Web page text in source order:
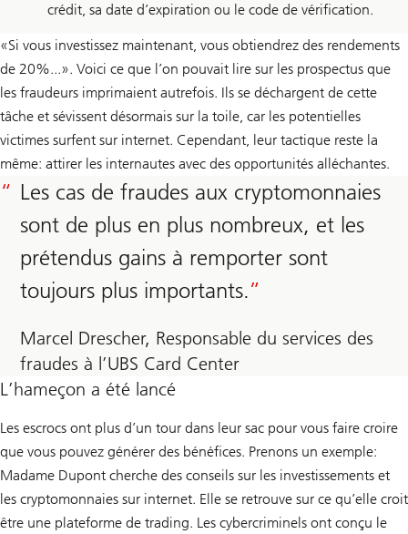
crédit, sa date d’expiration ou le code de vérification.
«Si vous investissez maintenant, vous obtiendrez des rendements
de 20%...». Voici ce que l’on pouvait lire sur les prospectus que
les fraudeurs imprimaient autrefois. Ils se déchargent de cette
tâche et sévissent désormais sur la toile, car les potentielles
victimes surfent sur internet. Cependant, leur tactique reste la
même: attirer les internautes avec des opportunités alléchantes.
Les cas de fraudes aux cryptomonnaies
sont de plus en plus nombreux, et les
prétendus gains à remporter sont
toujours plus importants.
Marcel Drescher, Responsable du services des
fraudes à l’UBS Card Center
L’hameçon a été lancé
Les escrocs ont plus d’un tour dans leur sac pour vous faire croire
que vous pouvez générer des bénéfices. Prenons un exemple:
Madame Dupont cherche des conseils sur les investissements et
les cryptomonnaies sur internet. Elle se retrouve sur ce qu’elle croit
être une plateforme de trading. Les cybercriminels ont conçu le